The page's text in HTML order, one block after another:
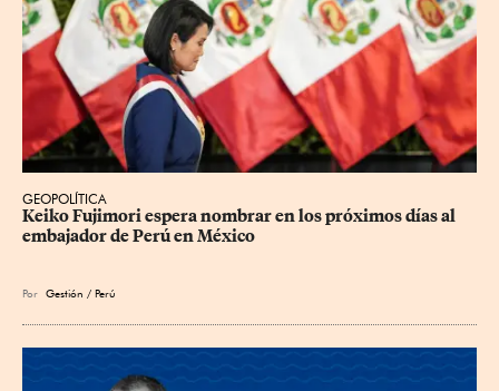
GEOPOLÍTICA
Keiko Fujimori espera nombrar en los próximos días al
embajador de Perú en México
Por Gestión / Perú